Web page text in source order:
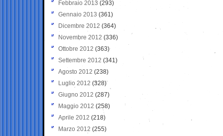
Febbraio 2013 (293)
Gennaio 2013 (361)
Dicembre 2012 (364)
Novembre 2012 (336)
Ottobre 2012 (363)
Settembre 2012 (341)
Agosto 2012 (238)
Luglio 2012 (328)
Giugno 2012 (287)
Maggio 2012 (258)
Aprile 2012 (218)
Marzo 2012 (255)